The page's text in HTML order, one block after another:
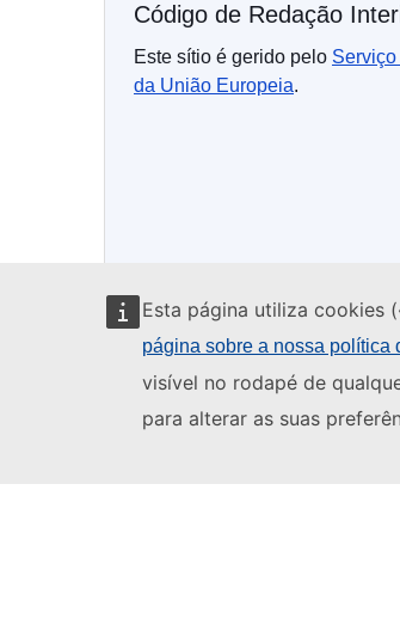
Esta página utiliza cookies
página sobre a nossa política
visível no rodapé de
para alterar as suas
Código de Redação
Este sítio é gerido pelo
da União Europeia.